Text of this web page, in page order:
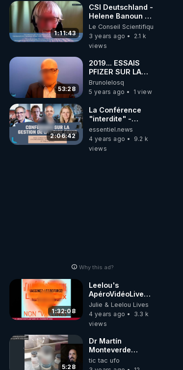
1:11:43
CSI Deutschland -
Helene Banoun -
17/2/2023
Le Conseil Scientifique
3 years ago
2.1 k
views
53:28
2019... ESSAIS
PFIZER SUR LA
VACCINATION -
COVID :RAPPORT
EXPLOSIF DE
CHRISTINE
COTTON.
Brunolelosq
5 years ago
1 view
2:06:42
La Conférence
"interdite" -
Genève,
24.02.2022
essentiel.news
4 years ago
9.2 k
views
Why this ad?
1:32:08
Leelou's
ApéroVidéoLive
BOOM entre Nous
les Zzz'Amis
05/12 "La Double
Prune"
Julie & Leelou Lives
4 years ago
3.3 k
views
5:28
Dr Martín
Monteverde
partage un travail
de recherche du
tic tac ufo